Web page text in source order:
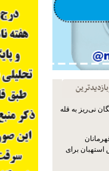
نی‌ریز به قله
استهبان برای